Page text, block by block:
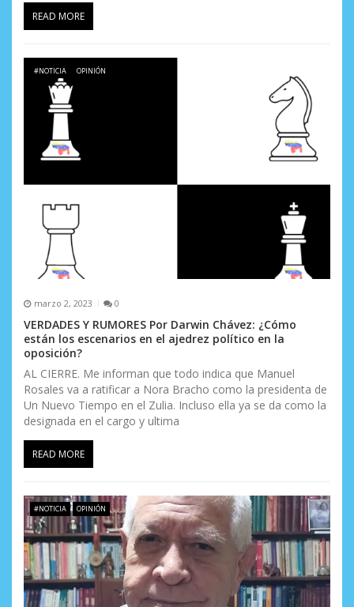
READ MORE
#NOTICIA OPINIÓN
marzo 2, 2023 0
VERDADES Y RUMORES Por Darwin Chávez: ¿Cómo
están los escenarios en el ajedrez político en la
oposición?
AL CIERRE. Me informan que todo indica que Manuel
Rosales va a ratificar a Nora Bracho como la presidenta de
Un Nuevo Tiempo en el Zulia. Incluso ella ya se da como la
designada en el cargo y ultima
READ MORE
#NOTICIA OPINIÓN